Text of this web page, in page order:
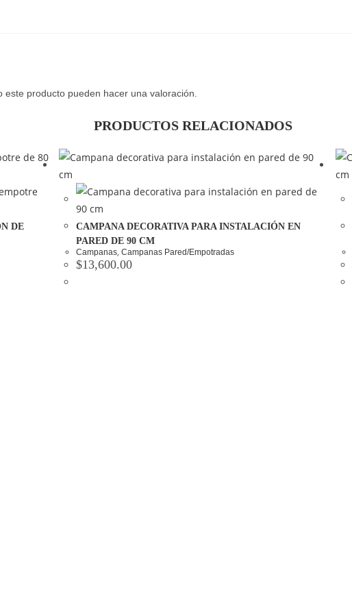
producto pueden hacer una valoración.
PRODUCTOS RELACIONADOS
DE
CAMPANA DECORATIVA PARA INSTALACIÓN EN
PARED DE 90 CM
Campanas,Campanas Pared/Empotradas
$13,600.00